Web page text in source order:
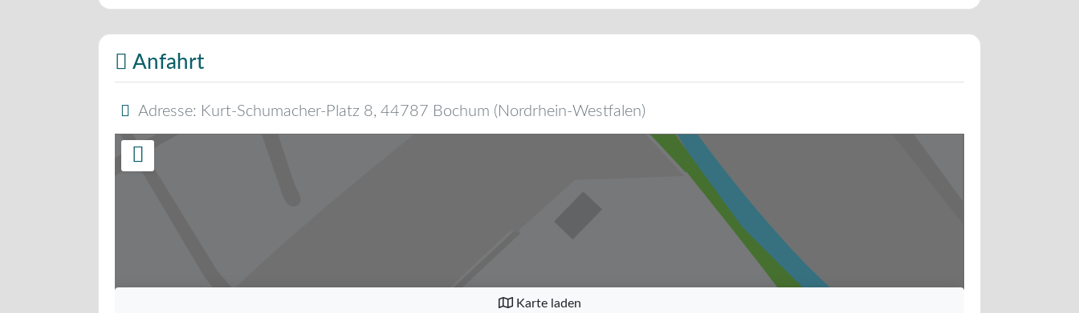
Anfahrt
Adresse: Kurt-Schumacher-Platz 8, 44787 Bochum ( Nordrhein-Westfalen)
Karte laden